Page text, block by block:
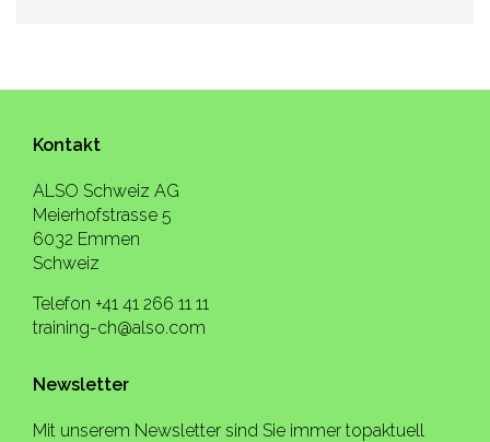
Kontakt
ALSO Schweiz AG
Meierhofstrasse 5
6032 Emmen
Schweiz
Telefon +41 41 266 11 11
training-ch@also.com
Newsletter
Mit unserem Newsletter sind Sie immer topaktuell